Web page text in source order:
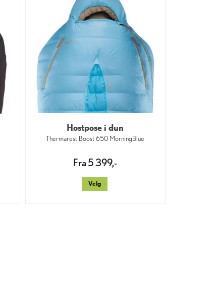
Høstpose i dun
Thermarest Boost 650 MorningBlue
Fra 5 399,-
Velg